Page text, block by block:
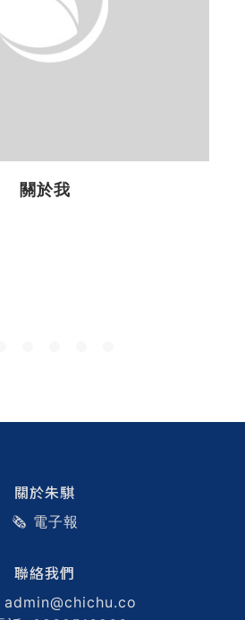
關於我
關於朱騏
🗞️ 電子報
聯絡我們
admin@chichu.co